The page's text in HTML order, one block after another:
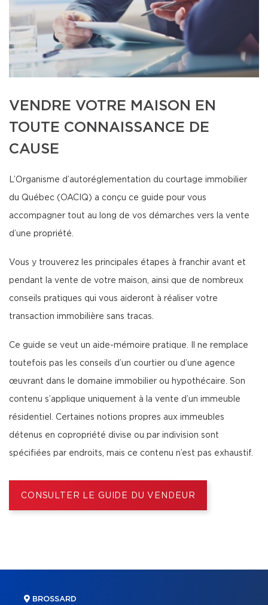
VENDRE VOTRE MAISON EN
TOUTE CONNAISSANCE DE
CAUSE
L’Organisme d’autoréglementation du courtage immobilier
du Québec (OACIQ) a conçu ce guide pour vous
accompagner tout au long de vos démarches vers la vente
d’une propriété.
Vous y trouverez les principales étapes à franchir avant et
pendant la vente de votre maison, ainsi que de nombreux
conseils pratiques qui vous aideront à réaliser votre
transaction immobilière sans tracas.
Ce guide se veut un aide-mémoire pratique. Il ne remplace
toutefois pas les conseils d’un courtier ou d’une agence
œuvrant dans le domaine immobilier ou hypothécaire. Son
contenu s’applique uniquement à la vente d’un immeuble
résidentiel. Certaines notions propres aux immeubles
détenus en copropriété divise ou par indivision sont
spécifiées par endroits, mais ce contenu n’est pas exhaustif.
CONSULTER LE GUIDE DU VENDEUR
BROSSARD